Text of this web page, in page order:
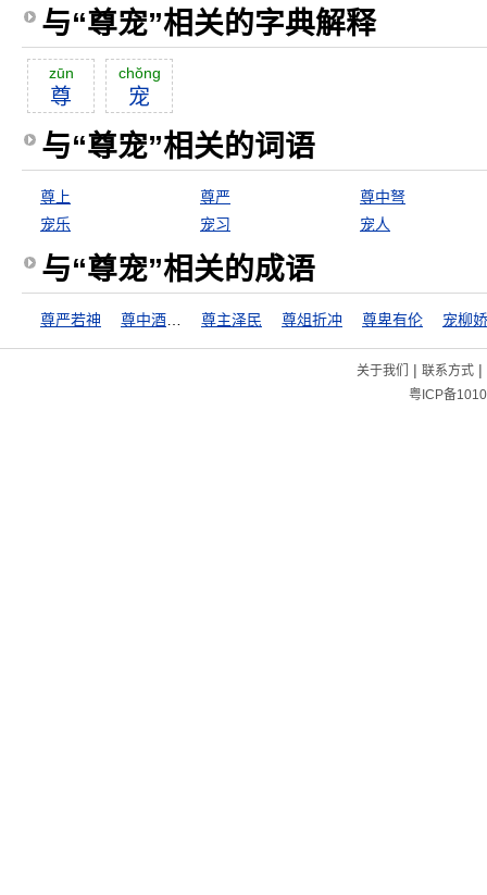
与“尊宠”相关的字典解释
zūn
尊
chŏng
宠
与“尊宠”相关的词语
尊上 尊严
尊中弩
宠乐
宠习 宠人
与“尊宠”相关的成语
尊严若神 尊主泽民 尊俎折冲 尊卑有伦 宠柳
关于我们 | 联系方式|
粤ICP备